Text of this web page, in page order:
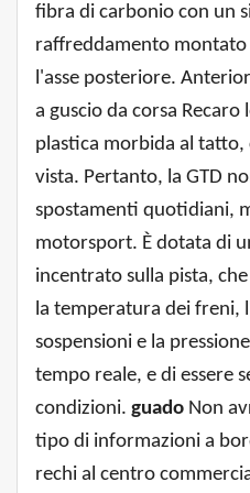
fibra di carbonio con un
raffreddamento
l'asse posteriore.
a guscio da corsa Recaro
plastica morbida al
vista. Pertanto, la GTD
spostamenti quotidiani,
motorsport. È dotata di
incentrato sulla pista,
la temperatura dei freni,
sospensioni e la
tempo reale, e di essere
condizioni. guado Non
tipo di informazioni a
rechi al centro